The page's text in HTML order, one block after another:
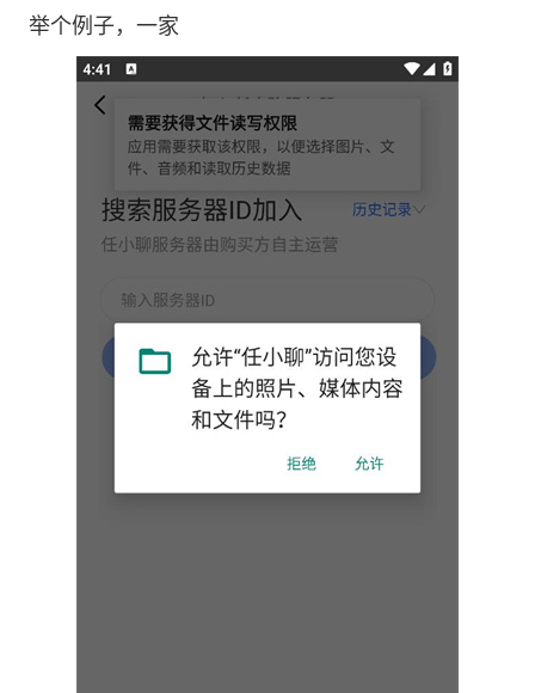
举个例子，一家